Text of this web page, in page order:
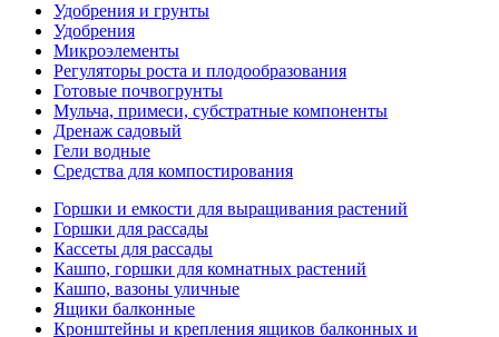
Удобрения и грунты
Удобрения
Микроэлементы
Регуляторы роста и плодообразования
Готовые почвогрунты
Мульча, примеси, субстратные компоненты
Дренаж садовый
Гели водные
Средства для компостирования
Горшки и емкости для выращивания растений
Горшки для рассады
Кассеты для рассады
Кашпо, горшки для комнатных растений
Кашпо, вазоны уличные
Ящики балконные
Кронштейны и крепления ящиков балконных и